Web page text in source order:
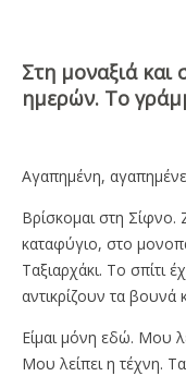
Στη μοναξιά και
ημερών. Το
Αγαπημένη,
Βρίσκομαι στη Σίφνο.
καταφύγιο, στο
Ταξιαρχάκι. Tο σπίτι
αντικρίζουν τα βουνά
Είμαι μόνη εδώ. Μου
Μου λείπει η τέχνη.